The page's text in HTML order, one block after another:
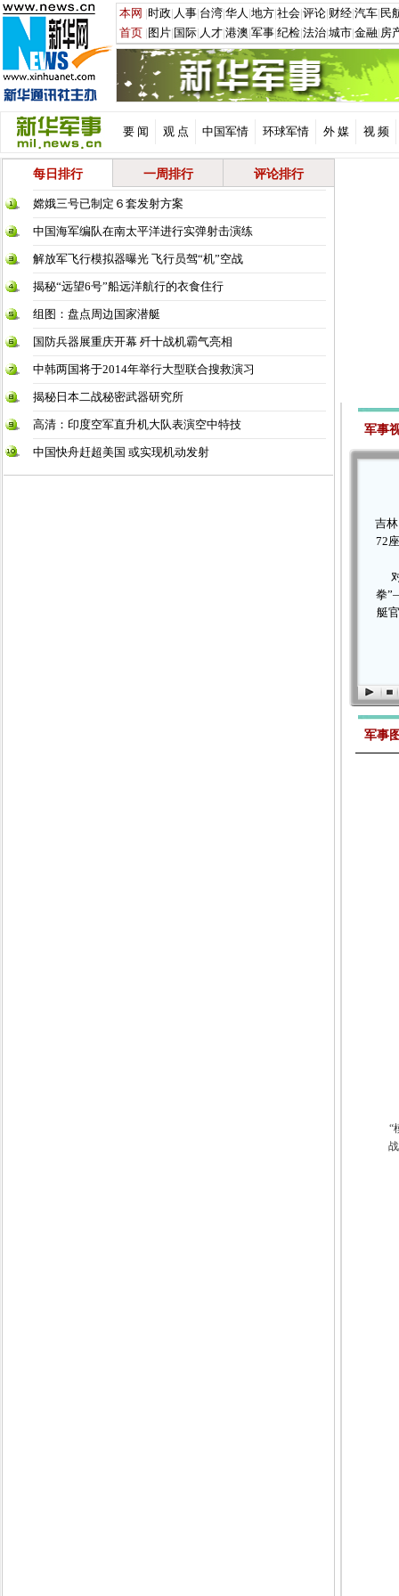
要 闻 观 点 中国军情 环球军情 外 媒 视 频
每日排行 一周排行 评论排行
嫦娥三号已制定６套发射方案
中国海军编队在南太平洋进行实弹射击演练
解放军飞行模拟器曝光 飞行员驾“机”空战
揭秘“远望6号”船远洋航行的衣食住行
组图：盘点周边国家潜艇
国防兵器展重庆开幕 歼十战机霸气亮相
中韩两国将于2014年举行大型联合搜救演习
揭秘日本二战秘密武器研究所
高清：印度空军直升机大队表演空中特技
中国快舟赶超美国 或实现机动发射